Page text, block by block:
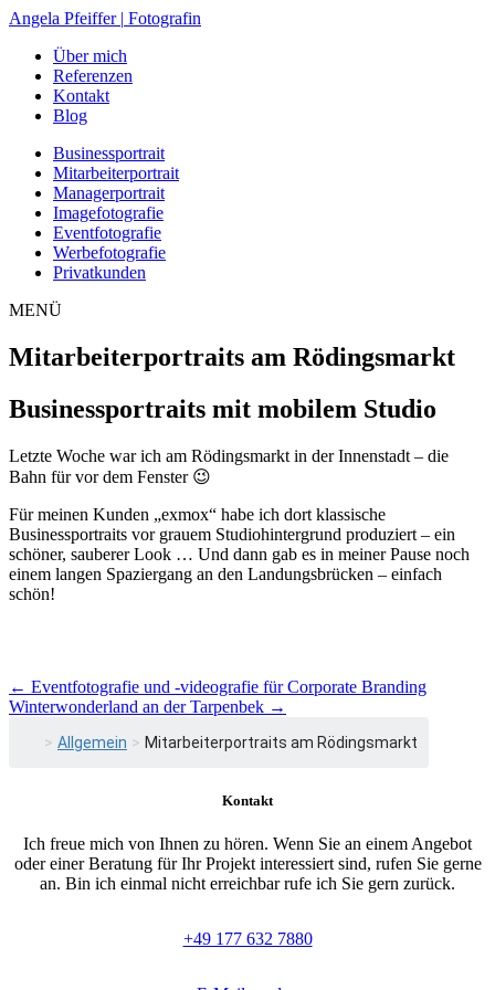
Zum
springen
Angela Pfeiffer | Fotografin
Über mich
Referenzen
Kontakt
Blog
Businessportrait
Mitarbeiterportrait
Managerportrait
Imagefotografie
Eventfotografie
Werbefotografie
Privatkunden
MENÜ
Mitarbeiterportraits am Rödingsmarkt
Businessportraits mit mobilem Studio
Letzte Woche war ich am Rödingsmarkt in der Innenstadt – die
Bahn für vor dem Fenster 😉
Für meinen Kunden „exmox“ habe ich dort klassische
Businessportraits vor grauem Studiohintergrund produziert – ein
schöner, sauberer Look … Und dann gab es in meiner Pause noch
einem langen Spaziergang an den Landungsbrücken – einfach
schön!
Beitragsnavigation
← Eventfotografie und -videografie für Corporate Branding
Winterwonderland an der Tarpenbek →
> Allgemein > Mitarbeiterportraits am Rödingsmarkt
Kontakt
Ich freue mich von Ihnen zu hören. Wenn Sie an einem Angebot
oder einer Beratung für Ihr Projekt interessiert sind, rufen Sie gerne
an. Bin ich einmal nicht erreichbar rufe ich Sie gern zurück.
+49 177 632 7880